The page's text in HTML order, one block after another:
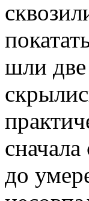
шли две
до